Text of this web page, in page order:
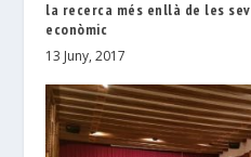
la recerca més enllà de les
econòmic
13 Juny, 2017